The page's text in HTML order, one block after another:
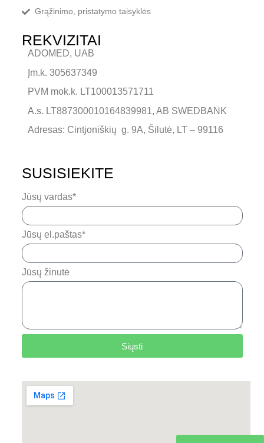
Grąžinimo, pristatymo taisyklės
REKVIZITAI
ADOMED, UAB
Įm.k. 305637349
PVM mok.k. LT100013571711
A.s. LT887300010164839981, AB SWEDBANK
Adresas: Cintjoniškių g. 9A, Šilutė, LT – 99116
SUSISIEKITE
Jūsų vardas*
Jūsų el.paštas*
Jūsų žinutė
Siųsti